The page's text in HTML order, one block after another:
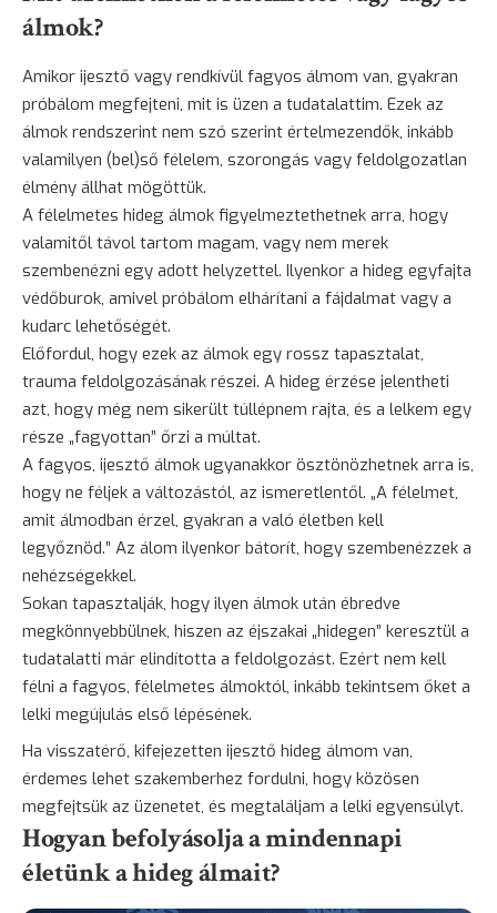
álmok?
Amikor ijesztő vagy rendkívül fagyos álmom van, gyakran
próbálom megfejteni, mit is üzen a tudatalattim. Ezek az
álmok rendszerint nem szó szerint értelmezendők, inkább
valamilyen (bel)ső félelem, szorongás vagy feldolgozatlan
élmény állhat mögöttük.
A félelmetes hideg álmok figyelmeztethetnek arra, hogy
valamitől távol tartom magam, vagy nem merek
szembenézni egy adott helyzettel. Ilyenkor a hideg egyfajta
védőburok, amivel próbálom elhárítani a fájdalmat vagy a
kudarc lehetőségét.
Előfordul, hogy ezek az álmok egy rossz tapasztalat,
trauma feldolgozásának részei. A hideg érzése jelentheti
azt, hogy még nem sikerült túllépnem rajta, és a lelkem egy
része „fagyottan” őrzi a múltat.
A fagyos, ijesztő álmok ugyanakkor ösztönözhetnek arra is,
hogy ne féljek a változástól, az ismeretlentől. „A félelmet,
amit álmodban érzel, gyakran a való életben kell
legyőznöd.” Az álom ilyenkor bátorít, hogy szembenézzek a
nehézségekkel.
Sokan tapasztalják, hogy ilyen álmok után ébredve
megkönnyebbülnek, hiszen az éjszakai „hidegen” keresztül a
tudatalatti már elindította a feldolgozást. Ezért nem kell
félni a fagyos, félelmetes álmoktól, inkább tekintsem őket a
lelki megújulás első lépésének.
Ha visszatérő, kifejezetten ijesztő hideg álmom van,
érdemes lehet szakemberhez fordulni, hogy közösen
megfejtsük az üzenetet, és megtaláljam a lelki egyensúlyt.
Hogyan befolyásolja a mindennapi
életünk a hideg álmait?